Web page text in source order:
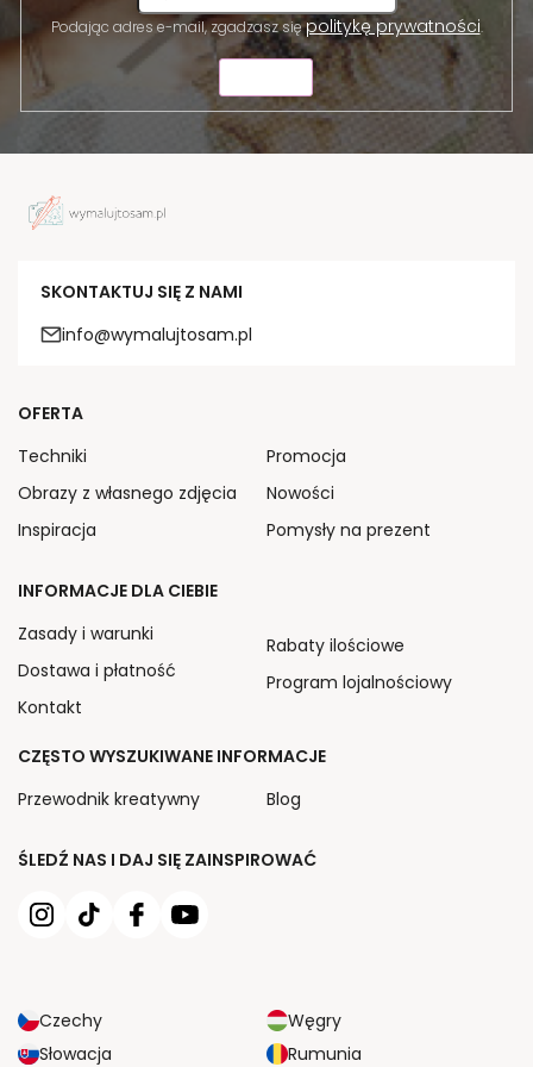
Podając adres e-mail, zgadzasz siępolitykę prywatności.
SKONTAKTUJ SIĘ Z NAMI
info@wymalujtosam.pl
ŚLEDŹ NAS I DAJ SIĘ ZAINSPIROWAĆ
Czechy
Węgry
Słowacja
Rumunia
OFERTA
Techniki
Obrazy z własnego zdjęcia
Inspiracja
Promocja
Nowości
Pomysły na prezent
INFORMACJE DLA CIEBIE
Zasady i warunki
Dostawa i płatność
Kontakt
Rabaty ilościowe
Program lojalnościowy
CZĘSTO WYSZUKIWANE INFORMACJE
Przewodnik kreatywny
Blog